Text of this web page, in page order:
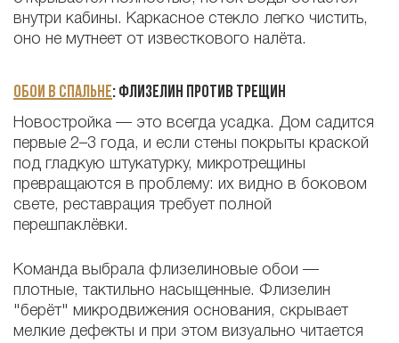
внутри кабины. Каркасное стекло легко чистить,
оно не мутнеет от известкового налёта.
Обои в спальне: флизелин против трещин
Новостройка — это всегда усадка. Дом садится
первые 2–3 года, и если стены покрыты краской
под гладкую штукатурку, микротрещины
превращаются в проблему: их видно в боковом
свете, реставрация требует полной
перешпаклёвки.
Команда выбрала флизелиновые обои —
плотные, тактильно насыщенные. Флизелин
"берёт" микродвижения основания, скрывает
мелкие дефекты и при этом визуально читается